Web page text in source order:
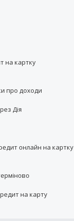
на картку
про доходи
Дія
онлайн на картку
на карту